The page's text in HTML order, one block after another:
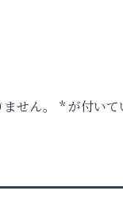
せん。 *が付いて